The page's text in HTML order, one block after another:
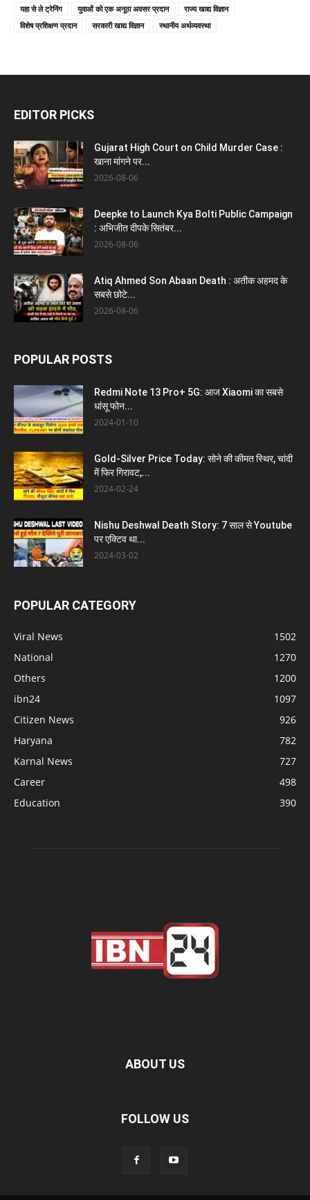
यहा से ले ट्रेनिंग
युवाओं को एक अनूठा अवसर प्रदान
राज्य खाद्य विज्ञान
विशेष प्रशिक्षण प्रदान
सरकारी खाद्य विज्ञान स्थानीय अर्थव्यवस्था
EDITOR PICKS
Gujarat High Court on Child Murder Case :
खाना मांगने पर...
2026-08-06
Deepke to Launch Kya Bolti Public Campaign
: अभिजीत दीपके सितंबर...
2026-08-06
Atiq Ahmed Son Abaan Death : अतीक अहमद के
सबसे छोटे...
2026-08-06
POPULAR POSTS
Redmi Note 13 Pro+ 5G: आज Xiaomi का सबसे
धांसू फोन...
2024-01-10
Gold-Silver Price Today: सोने की कीमत स्थिर, चांदी
में फिर गिरावट,...
2024-02-24
Nishu Deshwal Death Story: 7 साल से Youtube
पर एक्टिव था...
2024-03-02
POPULAR CATEGORY
Viral News
1502
National
1270
Others
1200
ibn24
1097
Citizen News
926
Haryana
782
Karnal News
727
Career
498
Education
390
ABOUT US
FOLLOW US